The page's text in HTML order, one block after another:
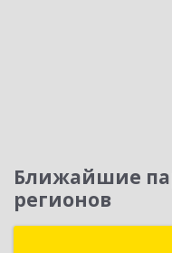
Ближайшие
регионов